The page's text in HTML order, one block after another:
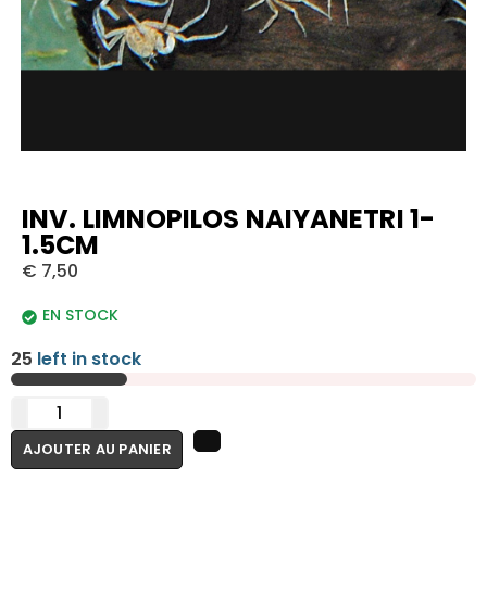
INV. LIMNOPILOS NAIYANETRI 1-
1.5CM
€ 7,50
EN STOCK
25 left in stock
AJOUTER AU PANIER